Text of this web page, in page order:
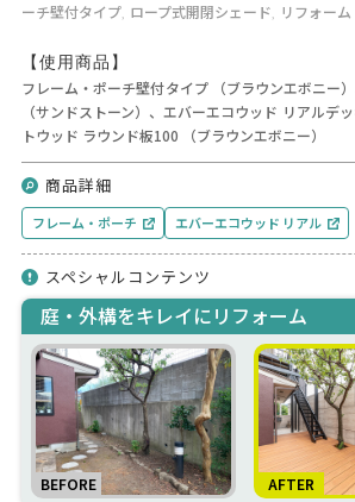
ーチ壁付タイプ, ロープ式開閉シェード リフォーム
【使用商品】
フレーム・ポーチ壁付タイプ （ブラウンエボニー
（サンドストーン）、エバーエコウッド リアルデ
トウッド ラウンド板100 （ブラウンエボニー）
商品詳細
フレーム・ポーチ エバーエコウッド リアル
スペシャルコンテンツ
庭・外構をキレイにリフォーム